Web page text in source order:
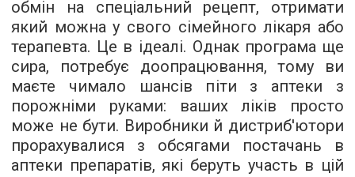
обмін на спеціальний рецепт, отримати
який можна у свого сімейного лікаря або
терапевта. Це в ідеалі. Однак програма ще
сира, потребує доопрацювання, тому ви
маєте чимало шансів піти з аптеки з
порожніми руками: ваших ліків просто
може не бути. Виробники й дистриб'ютори
прорахувалися з обсягами постачань в
аптеки препаратів, які беруть участь в цій